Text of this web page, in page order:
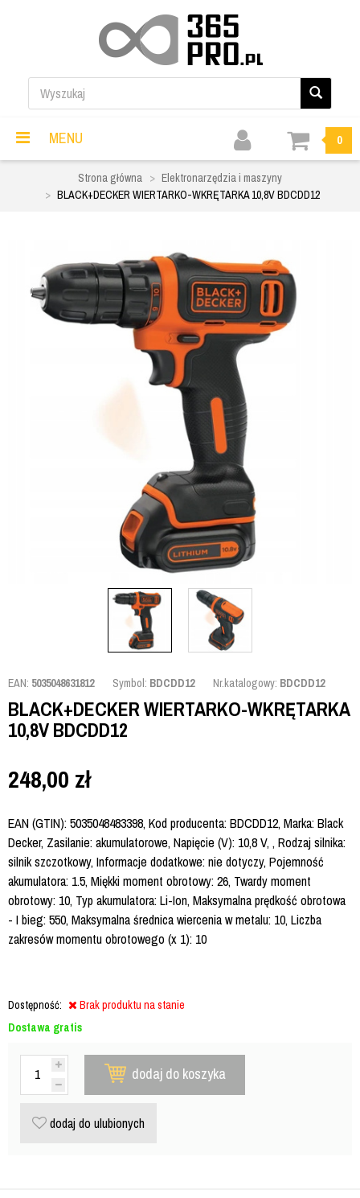
MENU 0
Strona główna
Elektronarzędzia i maszyny
BLACK+DECKER WIERTARKO-WKRĘTARKA 10,8V BDCDD12
EAN: 5035048631812 Symbol: BDCDD12 Nr.katalogowy: BDCDD12
BLACK+DECKER WIERTARKO-WKRĘTARKA
10,8V BDCDD12
248,00 zł
EAN (GTIN): 5035048483398, Kod producenta: BDCDD12, Marka: Black
Decker, Zasilanie: akumulatorowe, Napięcie (V): 10,8 V, , Rodzaj silnika:
silnik szczotkowy, Informacje dodatkowe: nie dotyczy, Pojemność
akumulatora: 1.5, Miękki moment obrotowy: 26, Twardy moment
obrotowy: 10, Typ akumulatora: Li-Ion, Maksymalna prędkość obrotowa
- I bieg: 550, Maksymalna średnica wiercenia w metalu: 10, Liczba
zakresów momentu obrotowego (x 1): 10
Dostępność:
Brak produktu na stanie
Dostawa gratis
dodaj do koszyka
dodaj do ulubionych